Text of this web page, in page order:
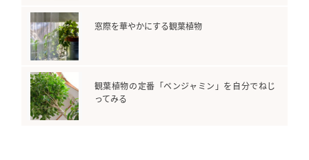
窓際を華やかにする観葉植物
観葉植物の定番「ベンジャミン」を自分でねじ
ってみる